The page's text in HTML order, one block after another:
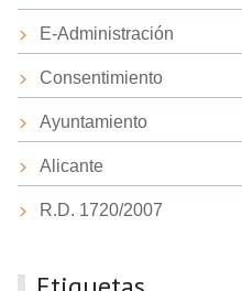
E-Administración
Consentimiento
Ayuntamiento
Alicante
R.D. 1720/2007